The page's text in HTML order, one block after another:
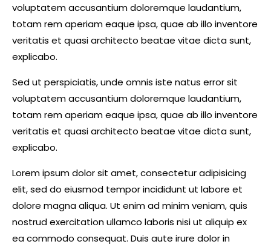
voluptatem accusantium doloremque laudantium,
totam rem aperiam eaque ipsa, quae ab illo inventore
veritatis et quasi architecto beatae vitae dicta sunt,
explicabo.
Sed ut perspiciatis, unde omnis iste natus error sit
voluptatem accusantium doloremque laudantium,
totam rem aperiam eaque ipsa, quae ab illo inventore
veritatis et quasi architecto beatae vitae dicta sunt,
explicabo.
Lorem ipsum dolor sit amet, consectetur adipisicing
elit, sed do eiusmod tempor incididunt ut labore et
dolore magna aliqua. Ut enim ad minim veniam, quis
nostrud exercitation ullamco laboris nisi ut aliquip ex
ea commodo consequat. Duis aute irure dolor in